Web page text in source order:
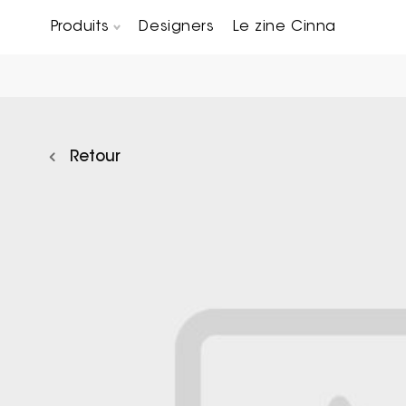
Produits Designers Le zine Cinna
Retour